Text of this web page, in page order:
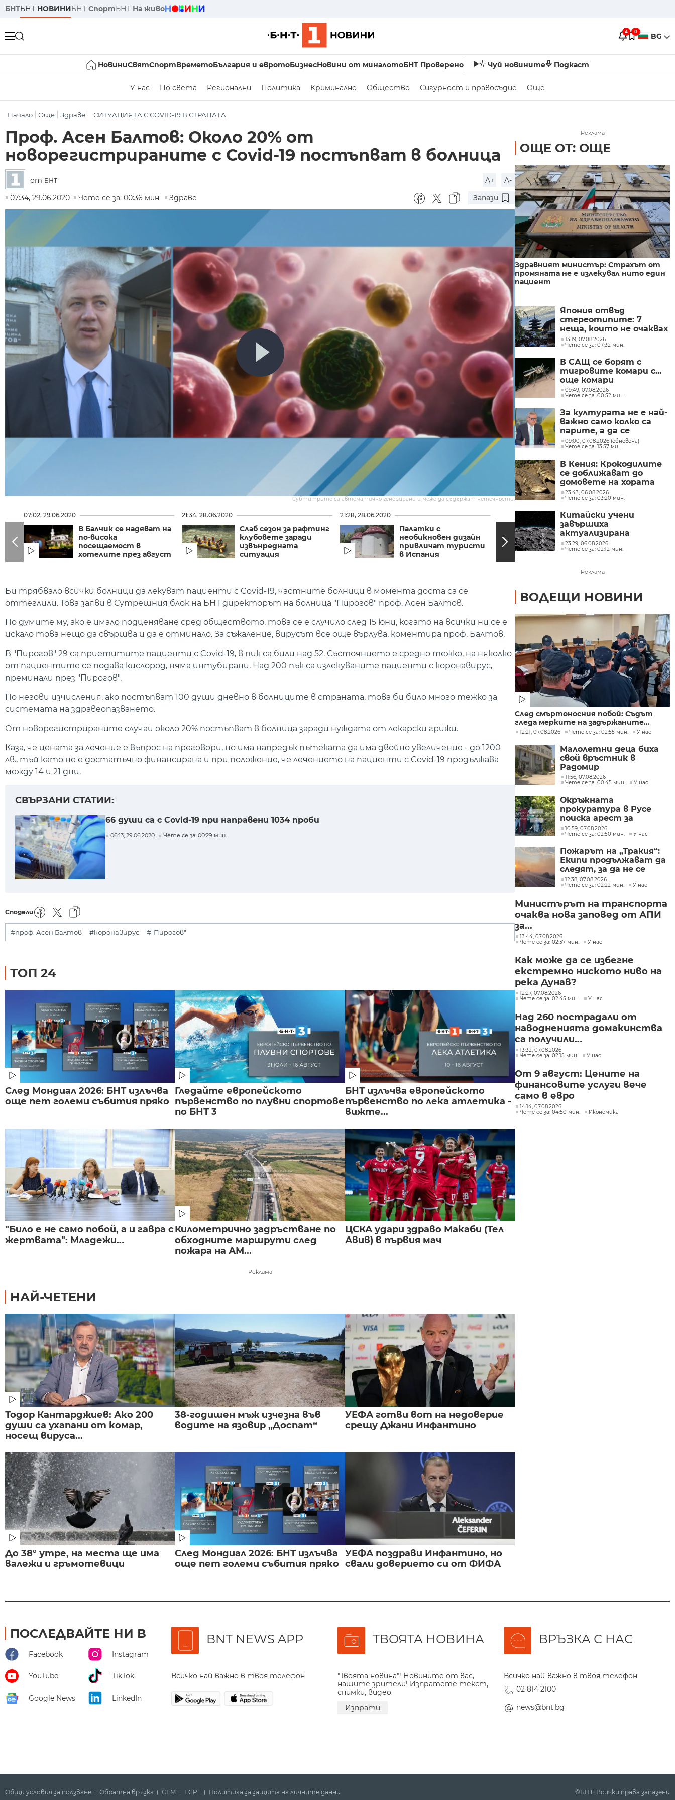
БНТБНТ НОВИНИБНТ СпортБНТ На живо
4 0 BG
НовиниСвятСпортВреметоБългария и евротоБизнесНовини от миналотоБНТ Проверено Чуй новините Подкаст
У нас По света Регионални Политика Криминално Общество Сигурност и правосъдие Още
Начало Още Здраве СИТУАЦИЯТА С COVID-19 В СТРАНАТА
Проф. Асен Балтов: Около 20% от
новорегистрираните с Covid-19 постъпват в болница
от БНТ A+
A-
07:34, 29.06.2020
Чете се за: 00:36 мин. Здраве Запази
Субтитрите са автоматично генерирани и може да съдържат неточности.
07:02, 29.06.2020
В Балчик се надяват на
по-висока
посещаемост в
хотелите през август
21:34, 28.06.2020
Слаб сезон за рафтинг
клубовете заради
извънредната
ситуация
21:28, 28.06.2020
Палатки с
необикновен дизайн
привличат туристи
в Испания
21:19, 28.06.2020
Едва 35% избирателна
активност на втория
тур нa изборите във
Би трябвало всички болници да лекуват пациенти с Covid-19, частните болници в момента доста са се
оттеглили. Това заяви в Сутрешния блок на БНТ директорът на болница "Пирогов" проф. Асен Балтов.
По думите му, ако е имало подценяване сред обществото, това се е случило след 15 юни, когато на всички ни се е
искало това нещо да свършва и да е отминало. За съжаление, вирусът все още върлува, коментира проф. Балтов.
В "Пирогов" 29 са приетитите пациенти с Covid-19, в пик са били над 52. Състоянието е средно тежко, на няколко
от пациентите се подава кислород, няма интубирани. Над 200 пък са излекуваните пациенти с коронавирус,
преминали през "Пирогов".
По негови изчисления, ако постъпват 100 души дневно в болниците в страната, това би било много тежко за
системата на здравеопазването.
От новорегистрираните случаи около 20% постъпват в болница заради нуждата от лекарски грижи.
Каза, че цената за лечение е въпрос на преговори, но има напредък пътеката да има двойно увеличение - до 1200
лв., тъй като не е достатъчно финансирана и при положение, че лечението на пациенти с Covid-19 продължава
между 14 и 21 дни.
СВЪРЗАНИ СТАТИИ:
66 души са с Covid-19 при направени 1034 проби
06:13, 29.06.2020 Чете се за: 00:29 мин.
Сподели
#проф. Асен Балтов #коронавирус #"Пирогов"
ТОП 24
След Мондиал 2026: БНТ излъчва
още пет големи събития пряко
Гледайте европейското
първенство по плувни спортове
по БНТ 3
БНТ излъчва европейското
първенство по лека атлетика -
вижте...
"Било е не само побой, а и гавра с
жертвата": Младежи...
Километрично задръстване по
обходните маршрути след
пожара на АМ...
ЦСКА удари здраво Макаби (Тел
Авив) в първия мач
Реклама
НАЙ-ЧЕТЕНИ
Тодор Кантарджиев: Ако 200
души са ухапани от комар,
носещ вируса...
38-годишен мъж изчезна във
водите на язовир „Доспат“
УЕФА готви вот на недоверие
срещу Джани Инфантино
До 38° утре, на места ще има
валежи и гръмотевици
След Мондиал 2026: БНТ излъчва
още пет големи събития пряко
УЕФА поздрави Инфантино, но
свали доверието си от ФИФА
Реклама
ОЩЕ ОТ: ОЩЕ
Здравният министър: Страхът от
промяната не е излекувал нито един
пациент
Япония отвъд
стереотипите: 7
неща, които не очаквах
(СНИМКИ)
13:19, 07.08.2026
Чете се за: 07:32 мин.
В САЩ се борят с
тигровите комари с...
още комари
09:49, 07.08.2026
Чете се за: 00:52 мин.
За културата не е най-
важно само колко са
парите, а да се
изплащат навреме,
заяви министър Евтим
09:00, 07.08.2026 (обновена)
Чете се за: 13:57 мин.
В Кения: Крокодилите
се доближават до
домовете на хората
заради повишените
нива на езерата
23:43, 06.08.2026
Чете се за: 03:20 мин.
Китайски учени
завършиха
актуализирана
геоложка карта на
Луната
23:29, 06.08.2026
Чете се за: 02:12 мин.
Реклама
ВОДЕЩИ НОВИНИ
След смъртоносния побой: Съдът
гледа мерките на задържаните...
12:21, 07.08.2026 Чете се за: 02:55 мин. У нас
Малолетни деца биха
свой връстник в
Радомир
11:56, 07.08.2026
Чете се за: 00:45 мин.
У нас
Окръжната
прокуратура в Русе
поиска арест за
петима от
участниците в
разбитата
лаборатория за
фентанил
10:59, 07.08.2026
Чете се за: 02:50 мин.
У нас
Пожарът на „Тракия“:
Екипи продължават да
следят, за да не се
разпространява
огънят
12:38, 07.08.2026
Чете се за: 02:22 мин.
У нас
Министърът на транспорта
очаква нова заповед от АПИ
за...
13:44, 07.08.2026
Чете се за: 02:37 мин.
У нас
Как може да се избегне
екстремно ниското ниво на
река Дунав?
12:27, 07.08.2026
Чете се за: 02:45 мин.
У нас
Над 260 пострадали от
наводненията домакинства
са получили...
13:32, 07.08.2026
Чете се за: 02:15 мин.
У нас
От 9 август: Цените на
финансовите услуги вече
само в евро
14:14, 07.08.2026
Чете се за: 04:50 мин.
Икономика
ПОСЛЕДВАЙТЕ НИ В
Facebook Instagram
YouTube TikTok
Google News LinkedIn
BNT NEWS APP
Всичко най-важно в твоя телефон
ТВОЯТА НОВИНА
"Твоята новина"! Новините от вас,
нашите зрители! Изпратете текст,
снимки, видео.
Изпрати
ВРЪЗКА С НАС
Всичко най-важно в твоя телефон
02 814 2100
news@bnt.bg
Общи условия за ползване Обратна връзка СЕМ ECPT Политика за защита на личните данни ©БНТ. Всички права запазени